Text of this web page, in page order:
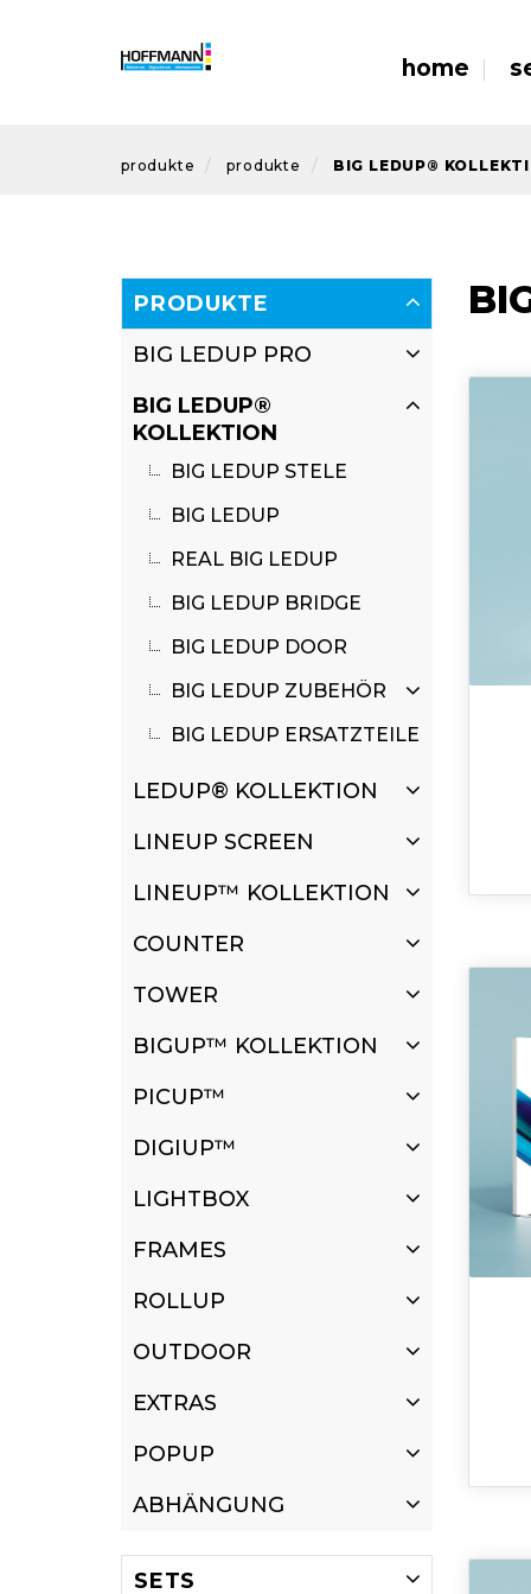
home
produkte produkte BIG LEDUP®
PRODUKTE
BIG LEDUP PRO
BIG LEDUP®
KOLLEKTION
BIG LEDUP STELE
BIG LEDUP
REAL BIG LEDUP
BIG LEDUP BRIDGE
BIG LEDUP DOOR
BIG LEDUP ZUBEHÖR
BIG LEDUP ERSATZTEILE
LEDUP® KOLLEKTION
LINEUP SCREEN
LINEUP™ KOLLEKTION
COUNTER
TOWER
BIGUP™ KOLLEKTION
PICUP™
DIGIUP™
LIGHTBOX
FRAMES
ROLLUP
OUTDOOR
EXTRAS
POPUP
ABHÄNGUNG
SETS